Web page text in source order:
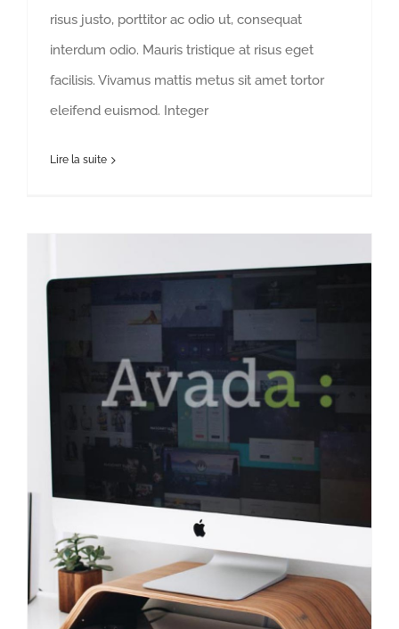
risus justo, porttitor ac odio ut, consequat
interdum odio. Mauris tristique at risus eget
facilisis. Vivamus mattis metus sit amet tortor
eleifend euismod. Integer
Lire la suite